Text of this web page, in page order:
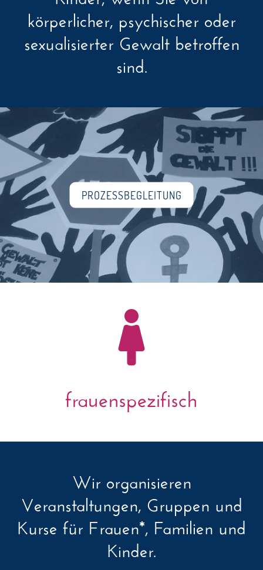
körperlicher, psychischer oder
sexualisierter Gewalt betroffen
sind.
PROZESSBEGLEITUNG

frauenspezifisch
Wir organisieren
Veranstaltungen, Gruppen und
Kurse für Frauen*, Familien und
Kinder.